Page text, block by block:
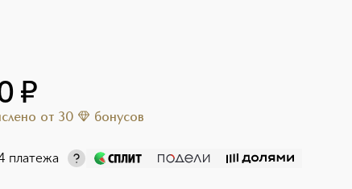
¤
от 30 бонусов
платежа